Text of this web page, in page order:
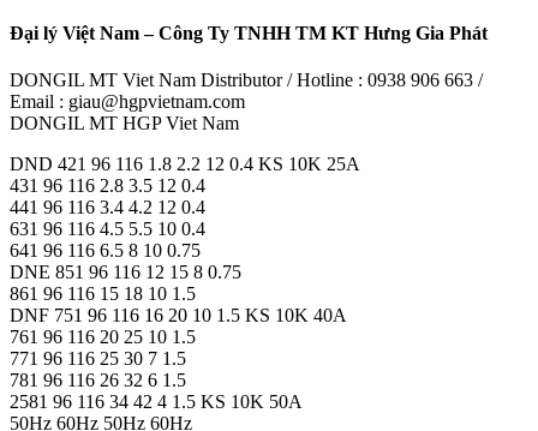
Đại lý Việt Nam – Công Ty TNHH TM KT Hưng Gia Phát
DONGIL MT Viet Nam Distributor / Hotline : 0938 906 663 /
Email : giau@hgpvietnam.com
DONGIL MT HGP Viet Nam
DND 421 96 116 1.8 2.2 12 0.4 KS 10K 25A
431 96 116 2.8 3.5 12 0.4
441 96 116 3.4 4.2 12 0.4
631 96 116 4.5 5.5 10 0.4
641 96 116 6.5 8 10 0.75
DNE 851 96 116 12 15 8 0.75
861 96 116 15 18 10 1.5
DNF 751 96 116 16 20 10 1.5 KS 10K 40A
761 96 116 20 25 10 1.5
771 96 116 25 30 7 1.5
781 96 116 26 32 6 1.5
2581 96 116 34 42 4 1.5 KS 10K 50A
50Hz 60Hz 50Hz 60Hz